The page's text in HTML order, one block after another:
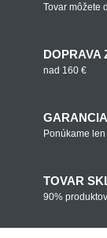
Tovar môžete
DOPRAVA
nad 160 €
Ponúkame
TOVAR
90%